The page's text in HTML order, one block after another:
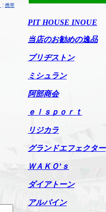
¦ 携帯
PIT HOUSE INOUE
当店のお勧めの逸品
ブリヂストン
ミシュラン
阿部商会
ｅｌｓｐｏｒｔ
リジカラ
グランドエフェクター
ＷＡＫＯ’ｓ
ダイアトーン
アルパイン